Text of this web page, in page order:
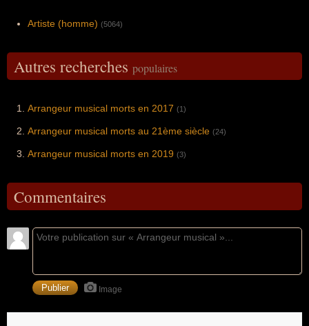
Artiste (homme) (5064)
Autres recherches populaires
Arrangeur musical morts en 2017 (1)
Arrangeur musical morts au 21ème siècle (24)
Arrangeur musical morts en 2019 (3)
Commentaires
Image